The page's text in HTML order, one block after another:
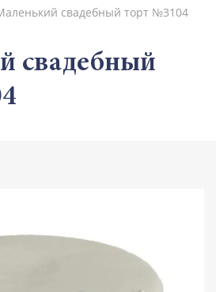
свадебный торт №3104
свадебный